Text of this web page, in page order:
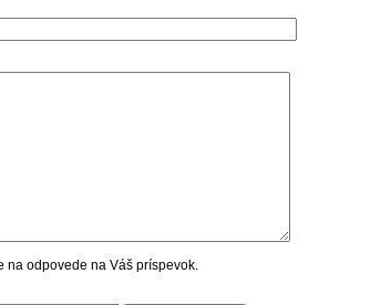
na odpovede na Váš príspevok.